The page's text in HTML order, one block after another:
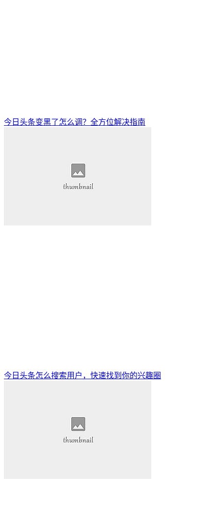
今日头条变黑了怎么调？全方位解决指南
今日头条怎么搜索用户，快速找到你的兴趣圈